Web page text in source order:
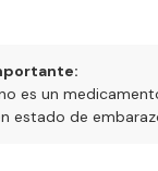
es un
estado de